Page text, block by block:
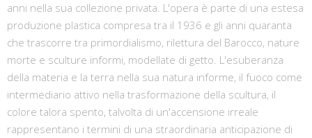
anni nella sua collezione privata. L'opera è parte di una estesa
produzione plastica compresa tra il 1936 e gli anni quaranta
che trascorre tra primordialismo, rilettura del Barocco, nature
morte e sculture informi, modellate di getto. L'esuberanza
della materia e la terra nella sua natura informe, il fuoco come
intermediario attivo nella trasformazione della scultura, il
colore talora spento, talvolta di un'accensione irreale
rappresentano i termini di una straordinaria anticipazione di